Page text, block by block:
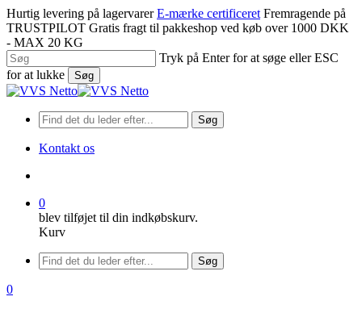
Spring
til
hovedindhold
Hurtig levering på lagervarer E-mærke certificeret Fremragende på
TRUSTPILOT Gratis fragt til pakkeshop ved køb over 1000 DKK
- MAX 20 KG
Tryk på Enter for at søge eller ESC
for at lukke
Søg
Luk
Søg
Kontakt os
0
blev tilføjet til din indkøbskurv.
Kurv
Menu
Søg
søge
0